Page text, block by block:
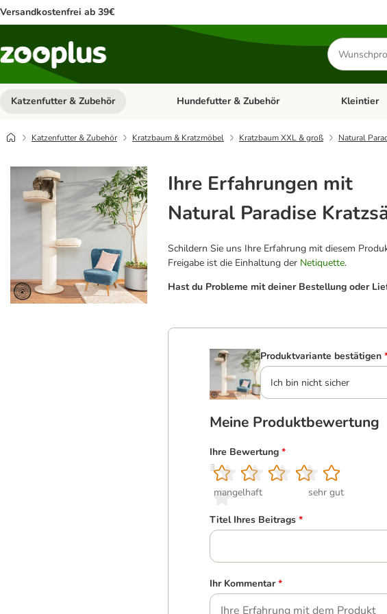
Versandkostenfrei ab 39€
Produkte
suchen
Katzenfutter & Zubehör Kategorie-Menü öffnen: Katzenfutter & Zubehör
Hundefutter & Zubehör Kategorie-
Kleintier
Katzenfutter & Zubehör Kratzbaum & Kratzmöbel Kratzbaum XXL & groß Natural
Ihre Erfahrungen mit
Natural Paradise
Schildern Sie uns Ihre Erfahrung mit diesem
Freigabe ist die Einhaltung der Netiquette.
Hast du Probleme mit deiner Bestellung oder
Produktvariante bestätigen
Ich bin nicht sicher
Meine Produktbewertung
Ihre Bewertung *
1
mangelhaft
2
3
4
5
sehr gut
Titel Ihres Beitrags *
Ihr Kommentar *